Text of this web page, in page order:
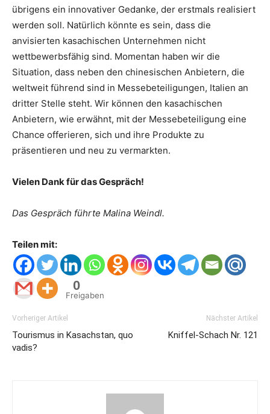
übrigens ein innovativer Gedanke, der erstmals realisiert
werden soll. Natürlich könnte es sein, dass die
anvisierten kasachischen Unternehmen nicht
wettbewerbsfähig sind. Momentan haben wir die
Situation, dass neben den chinesischen Anbietern, die
weltweit führend sind in Messebeteiligungen, Italien an
dritter Stelle steht. Wir können den kasachischen
Anbietern, wie erwähnt, mit der Messebeteiligung eine
Chance offerieren, sich und ihre Produkte zu
präsentieren und neu zu vermarkten.
Vielen Dank für das Gespräch!
Das Gespräch führte Malina Weindl.
Teilen mit:
0
Freigaben
Vorheriger Artikel
Tourismus in Kasachstan, quo
vadis?
Nächster Artikel
Kniffel-Schach Nr. 121